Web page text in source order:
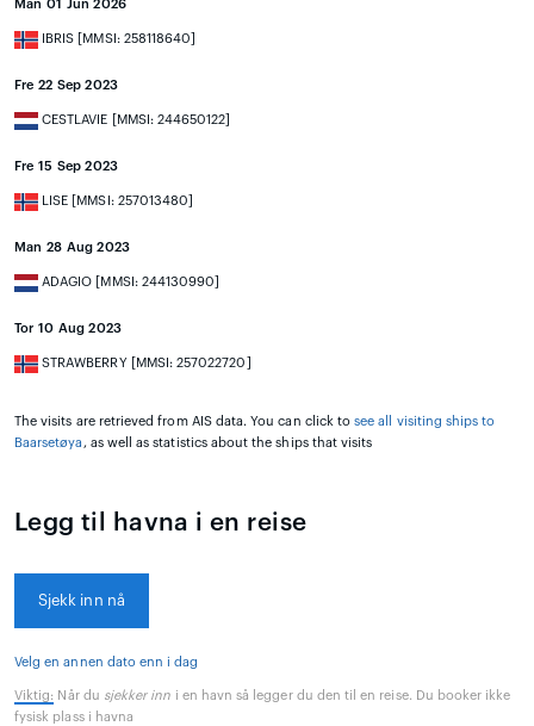
Man 01 Jun 2026
IBRIS [MMSI: 258118640]
Fre 22 Sep 2023
CESTLAVIE [MMSI: 244650122]
Fre 15 Sep 2023
LISE [MMSI: 257013480]
Man 28 Aug 2023
ADAGIO [MMSI: 244130990]
Tor 10 Aug 2023
STRAWBERRY [MMSI: 257022720]
The visits are retrieved from AIS data. You can click tosee all visiting ships to
Baarsetøya, as well as statistics about the ships that visits
Legg til havna i en reise
Sjekk inn nå
Velg en annen dato enn i dag
Viktig: Når du sjekker inn i en havn så legger du den til en reise. Du booker ikke
fysisk plass i havna